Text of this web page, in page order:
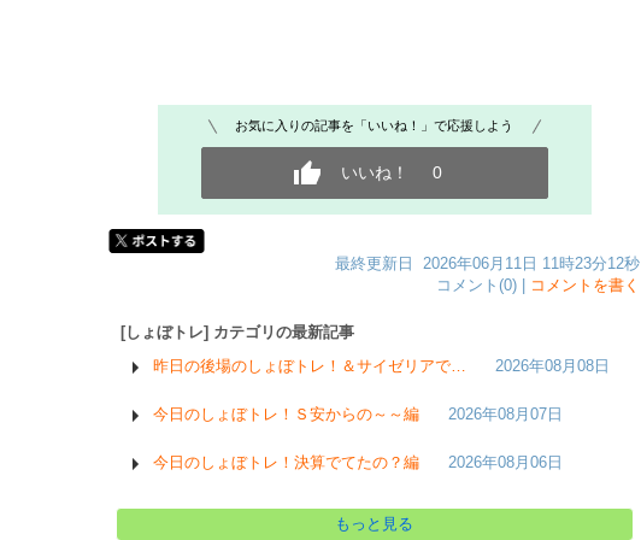
お気に入りの記事を「いいね！」で応援しよう
いいね！ 0
最終更新日 2026年06月11日 11時23分12秒
コメント(0) |
コメントを書く
[しょぼトレ] カテゴリの最新記事
昨日の後場のしょぼトレ！＆サイゼリアで…
2026年08月08日
今日のしょぼトレ！Ｓ安からの～～編 2026年08月07日
今日のしょぼトレ！決算でてたの？編 2026年08月06日
もっと見る